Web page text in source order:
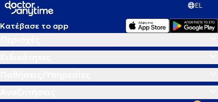
EL
Κατέβασε το app